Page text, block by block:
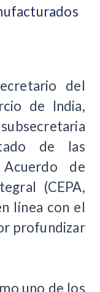
del
de India,
de las
de
(CEPA,
línea con el
profundizar
uno de los